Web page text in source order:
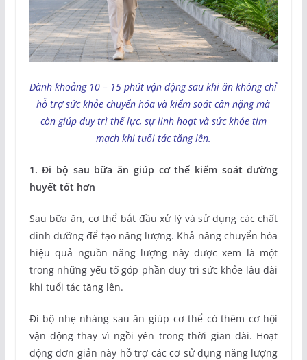
Dành khoảng 10 – 15 phút vận động sau khi ăn không chỉ
hỗ trợ sức khỏe chuyển hóa và kiểm soát cân nặng mà
còn giúp duy trì thể lực, sự linh hoạt và sức khỏe tim
mạch khi tuổi tác tăng lên.
1. Đi bộ sau bữa ăn giúp cơ thể kiểm soát đường
huyết tốt hơn
Sau bữa ăn, cơ thể bắt đầu xử lý và sử dụng các chất
dinh dưỡng để tạo năng lượng. Khả năng chuyển hóa
hiệu quả nguồn năng lượng này được xem là một
trong những yếu tố góp phần duy trì sức khỏe lâu dài
khi tuổi tác tăng lên.
Đi bộ nhẹ nhàng sau ăn giúp cơ thể có thêm cơ hội
vận động thay vì ngồi yên trong thời gian dài. Hoạt
động đơn giản này hỗ trợ các cơ sử dụng năng lượng